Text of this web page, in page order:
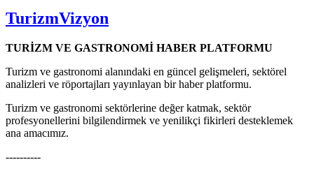
TurizmVizyon
TURİZM VE GASTRONOMİ HABER PLATFORMU
Turizm ve gastronomi alanındaki en güncel gelişmeleri, sektörel
analizleri ve röportajları yayınlayan bir haber platformu.
Turizm ve gastronomi sektörlerine değer katmak, sektör
profesyonellerini bilgilendirmek ve yenilikçi fikirleri desteklemek
ana amacımız.
----------